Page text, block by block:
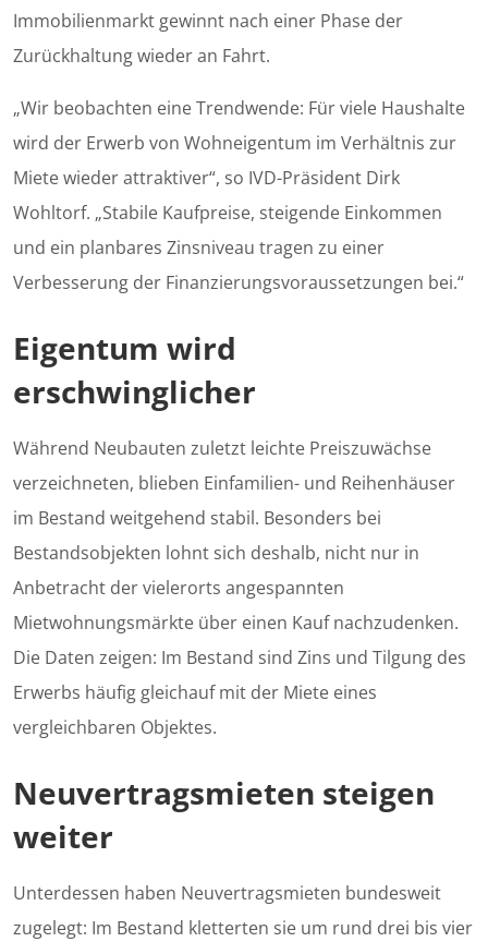
Immobilienmarkt gewinnt nach einer Phase der
Zurückhaltung wieder an Fahrt.
„Wir beobachten eine Trendwende: Für viele Haushalte
wird der Erwerb von Wohneigentum im Verhältnis zur
Miete wieder attraktiver“, so IVD-Präsident Dirk
Wohltorf. „Stabile Kaufpreise, steigende Einkommen
und ein planbares Zinsniveau tragen zu einer
Verbesserung der Finanzierungsvoraussetzungen bei.“
Eigentum wird
erschwinglicher
Während Neubauten zuletzt leichte Preiszuwächse
verzeichneten, blieben Einfamilien- und Reihenhäuser
im Bestand weitgehend stabil. Besonders bei
Bestandsobjekten lohnt sich deshalb, nicht nur in
Anbetracht der vielerorts angespannten
Mietwohnungsmärkte über einen Kauf nachzudenken.
Die Daten zeigen: Im Bestand sind Zins und Tilgung des
Erwerbs häufig gleichauf mit der Miete eines
vergleichbaren Objektes.
Neuvertragsmieten steigen
weiter
Unterdessen haben Neuvertragsmieten bundesweit
zugelegt: Im Bestand kletterten sie um rund drei bis vier